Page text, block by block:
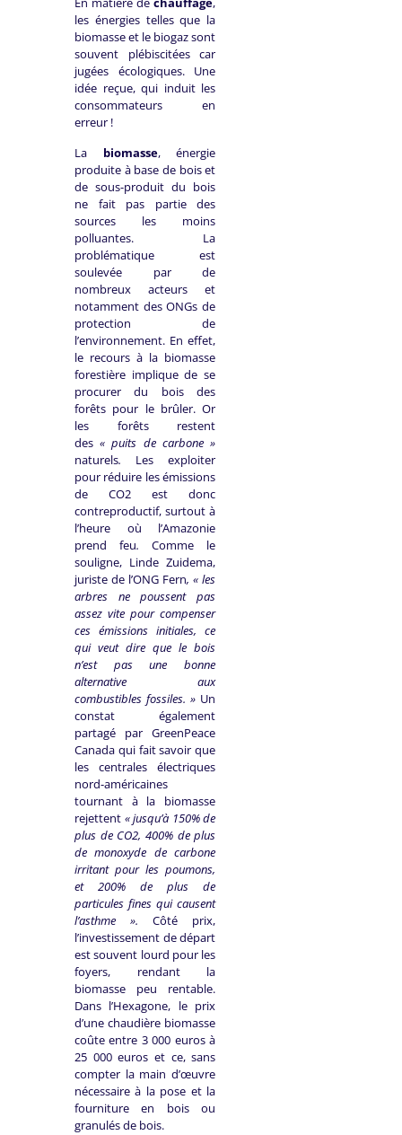
les énergies telles que la
biomasse et le biogaz sont
souvent plébiscitées car
jugées écologiques. Une
idée reçue, qui induit les
consommateurs en
erreur !
La biomasse, énergie
produite à base de bois et
de sous-produit du bois
ne fait pas partie des
sources les moins
polluantes. La
problématique est
soulevée par de
nombreux acteurs et
notamment des ONGs de
protection de
l’environnement. En effet,
le recours à la biomasse
forestière implique de se
procurer du bois des
forêts pour le brûler. Or
les forêts restent
des« puits de carbone »
naturels. Les exploiter
pour réduire les émissions
de CO2 est donc
contreproductif, surtout à
l’heure où l’Amazonie
prend feu.Comme le
souligne, Linde Zuidema,
juriste de l’ONG Fern, « les
arbres ne poussent pas
assez vite pour compenser
ces émissions initiales, ce
qui veut dire que le bois
n’est pas une bonne
alternative aux
combustibles fossiles. » Un
constat également
partagé par GreenPeace
Canada qui fait savoir que
les centrales électriques
nord-américaines
tournant à la biomasse
rejettent « jusqu’à 150% de
plus de CO2, 400% de plus
de monoxyde de carbone
irritant pour les poumons,
et 200% de plus de
particules fines qui causent
l’asthme ».Côté prix,
l’investissement de départ
est souvent lourd pour les
foyers, rendant la
biomasse peu rentable.
Dans l’Hexagone, le prix
d’une chaudière biomasse
coûte entre 3 000 euros à
25 000 euros et ce, sans
compter la main d’œuvre
nécessaire à la pose et la
fourniture en bois ou
granulés de bois.